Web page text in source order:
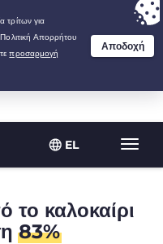
EL
years at $
το καλοκαίρι
83%